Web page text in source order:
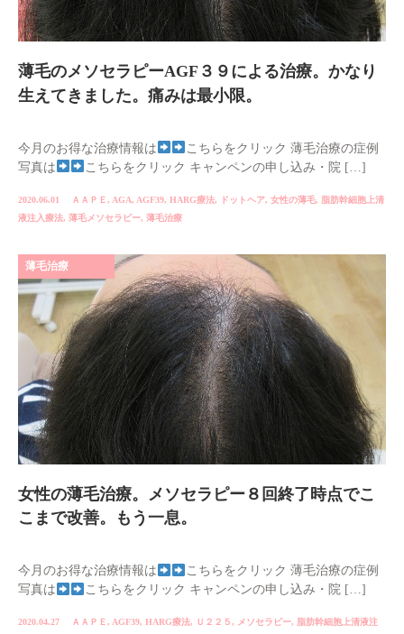
薄毛のメソセラピーAGF３９による治療。かなり
生えてきました。痛みは最小限。
今月のお得な治療情報は
こちらをクリック 薄毛治療の症例
写真は
こちらをクリック キャンペンの申し込み・院 […]
2020.06.01 ＡＡＰＥ, AGA, AGF39, HARG療法, ドットヘア, 女性の薄毛, 脂肪幹細胞上清
液注入療法, 薄毛メソセラピー, 薄毛治療
薄毛治療
女性の薄毛治療。メソセラピー８回終了時点でこ
こまで改善。もう一息。
今月のお得な治療情報は
こちらをクリック 薄毛治療の症例
写真は
こちらをクリック キャンペンの申し込み・院 […]
2020.04.27 ＡＡＰＥ, AGF39, HARG療法, Ｕ２２５, メソセラピー, 脂肪幹細胞上清液注